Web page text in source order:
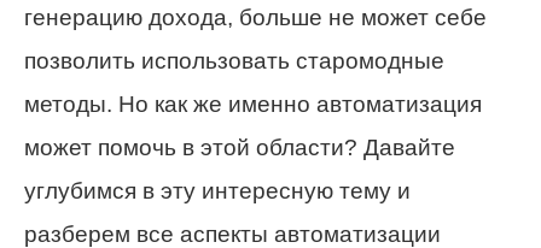
генерацию дохода, больше не может себе
позволить использовать старомодные
методы. Но как же именно автоматизация
может помочь в этой области? Давайте
углубимся в эту интересную тему и
разберем все аспекты автоматизации